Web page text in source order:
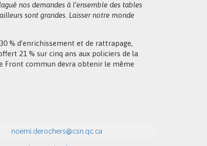
nos demandes à l’ensemble des tables
sont grandes. Laisser notre monde
% d’enrichissement et de rattrapage,
21 % sur cinq ans aux policiers de la
Front commun devra obtenir le même
noemi.derochers@csn.qc.ca